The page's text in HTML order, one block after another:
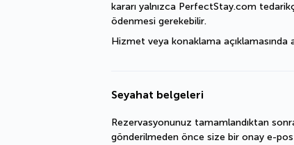
kararı yalnızca PerfectStay.com
ödenmesi gerekebilir.
Hizmet veya konaklama
Seyahat belgeleri
Rezervasyonunuz tamamlandıktan
gönderilmeden önce size bir onay e-